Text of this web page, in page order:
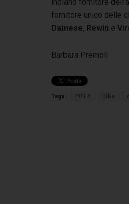
fornitore unico delle
Dainese, Rewin e
Barbara Premoli
Tags: 2014 bike